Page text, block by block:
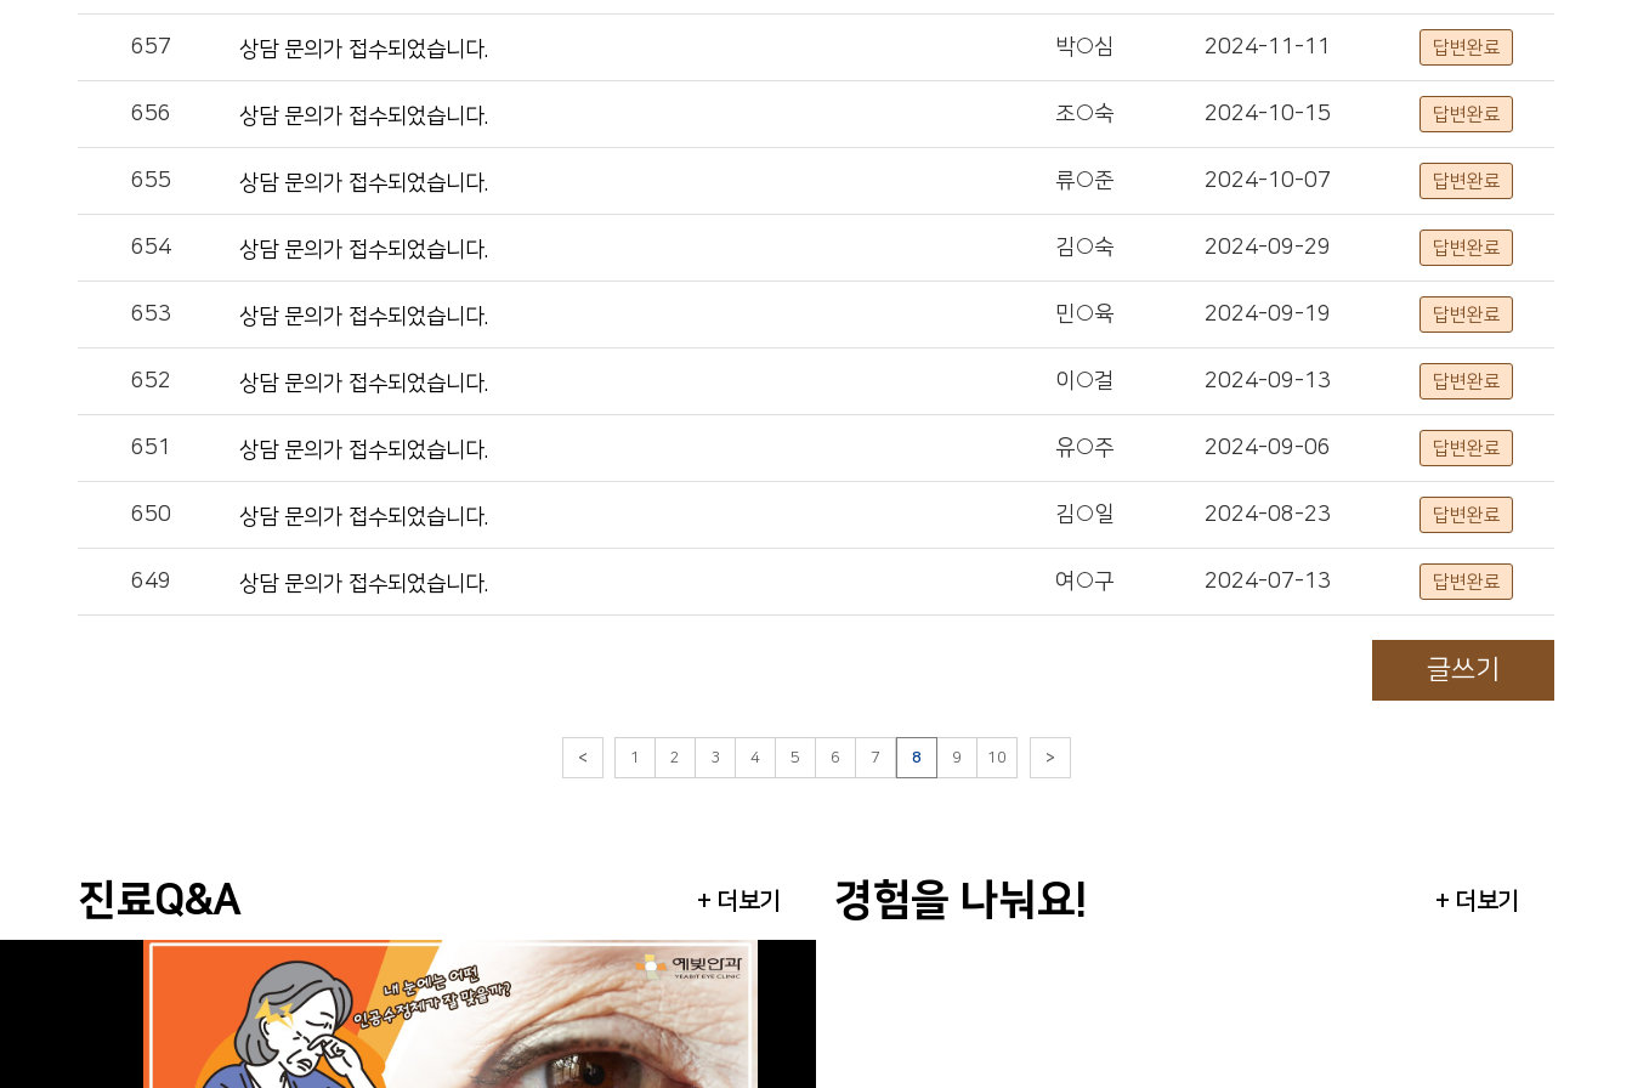
657 상담 문의가 접수되었습니다. 박○심 2024-11-11 답변완료
656 상담 문의가 접수되었습니다. 조○숙 2024-10-15 답변완료
655 상담 문의가 접수되었습니다. 류○준 2024-10-07 답변완료
654 상담 문의가 접수되었습니다. 김○숙 2024-09-29 답변완료
653 상담 문의가 접수되었습니다. 민○육 2024-09-19 답변완료
652 상담 문의가 접수되었습니다. 이○걸 2024-09-13 답변완료
651 상담 문의가 접수되었습니다. 유○주 2024-09-06 답변완료
650 상담 문의가 접수되었습니다. 김○일 2024-08-23 답변완료
649 상담 문의가 접수되었습니다. 여○구 2024-07-13 답변완료
글쓰기
< 1 2 3 4 5 6 7 8 9 10 >
진료Q&A + 더보기 경험을 나눠요! + 더보기